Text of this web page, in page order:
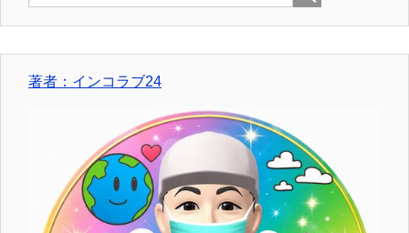
著者：インコラブ24